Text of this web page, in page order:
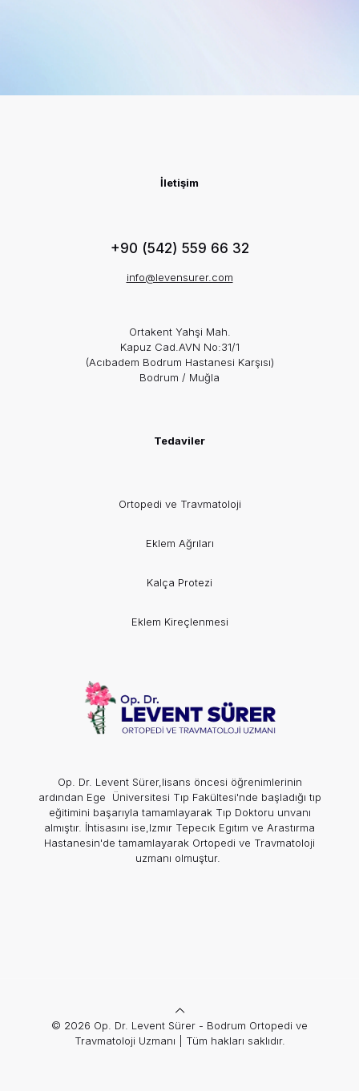
İletişim
+90‭ (542) 559 66 32‬
info@levensurer.com
Ortakent Yahşi Mah.
Kapuz Cad.AVN No:31/1
(Acıbadem Bodrum Hastanesi Karşısı)
Bodrum / Muğla
Tedaviler
Ortopedi ve Travmatoloji
Eklem Ağrıları
Kalça Protezi
Eklem Kireçlenmesi
Op. Dr. Levent Sürer,lisans öncesi öğrenimlerinin
ardından Ege Üniversitesi Tıp Fakültesi'nde başladığı tıp
eğitimini başarıyla tamamlayarak Tıp Doktoru unvanı
almıştır. İhtisasını ise,Izmır Tepecık Egıtım ve Arastırma
Hastanesin'de tamamlayarak Ortopedi ve Travmatoloji
uzmanı olmuştur.
© 2026 Op. Dr. Levent Sürer - Bodrum Ortopedi ve
Travmatoloji Uzmanı | Tüm hakları saklıdır.